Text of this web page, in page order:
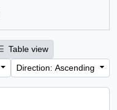
Table view
Direction: Ascending